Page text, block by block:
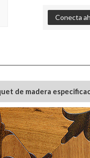
Conecta
de madera